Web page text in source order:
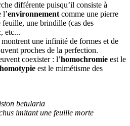
différente puisqu’il consiste à
l’environnement comme une pierre
feuille, une brindille (cas des
etc...
une infinité de formes et de
proches de la perfection.
coexister : l’homochromie est le
homotypie est le mimétisme des
betularia
imitant une feuille morte